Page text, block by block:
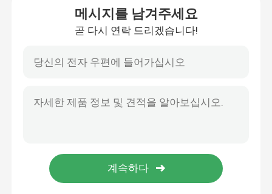
메시지를 남겨주세요
곧 다시 연락 드리겠습니다!